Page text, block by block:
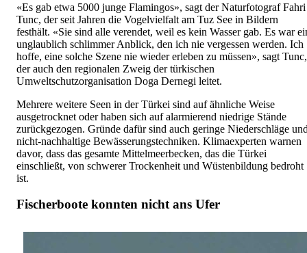
«Es gab etwa 5000 junge Flamingos», sagt der Naturfotograf Fahri
Tunc, der seit Jahren die Vogelvielfalt am Tuz See in Bildern
festhält. «Sie sind alle verendet, weil es kein Wasser gab. Es war
unglaublich schlimmer Anblick, den ich nie vergessen werden. Ich
hoffe, eine solche Szene nie wieder erleben zu müssen», sagt Tunc,
der auch den regionalen Zweig der türkischen
Umweltschutzorganisation Doga Dernegi leitet.
Mehrere weitere Seen in der Türkei sind auf ähnliche Weise
ausgetrocknet oder haben sich auf alarmierend niedrige Stände
zurückgezogen. Gründe dafür sind auch geringe Niederschläge
nicht-nachhaltige Bewässerungstechniken. Klimaexperten warnen
davor, dass das gesamte Mittelmeerbecken, das die Türkei
einschließt, von schwerer Trockenheit und Wüstenbildung bedroht
ist.
Fischerboote konnten nicht ans Ufer